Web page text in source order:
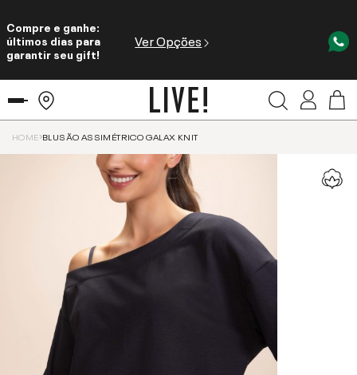
Compre e ganhe:
últimos dias para
garantir seu gift!
Ver Opções
HOME BLUSÃO ASSIMÉTRICO GALAX KNIT